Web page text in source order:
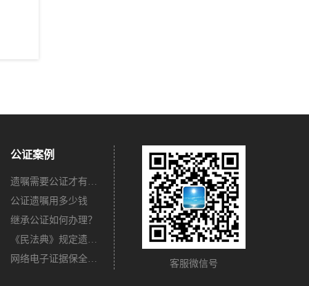
公证案例
遗嘱需要公证才有法律效力吗？
公证遗嘱用多少钱
继承公证如何办理？
《民法典》规定遗嘱不公证有法律效力吗？
网络电子证据保全公证怎么办理？
客服微信号